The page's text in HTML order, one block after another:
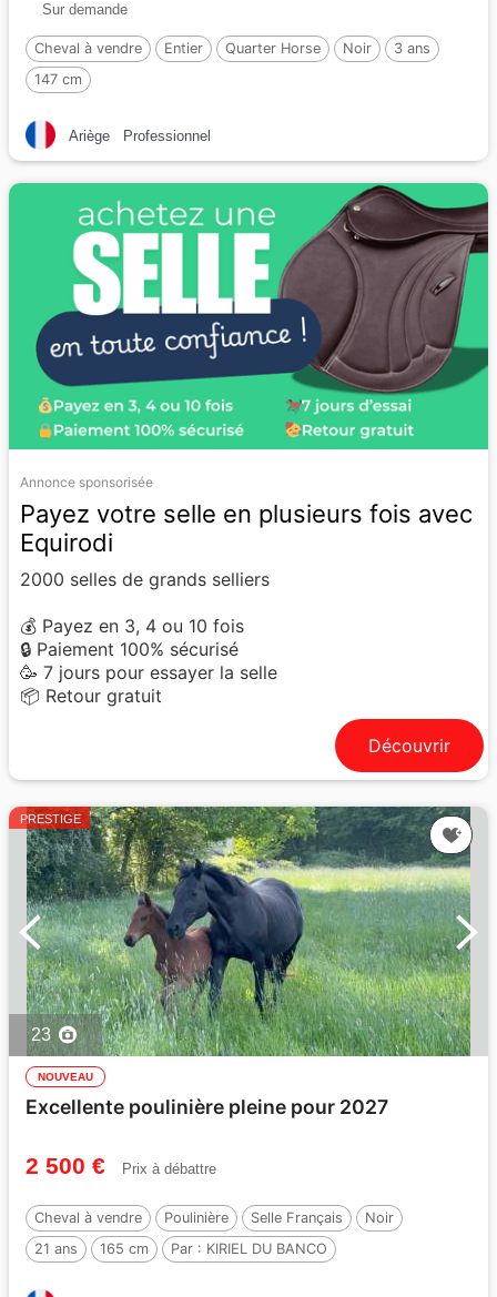
Sur demande
Cheval à vendre Entier Quarter Horse Noir
3 ans
147 cm
Ariège Professionnel
Annonce sponsorisée
Payez votre selle en plusieurs fois avec
Equirodi
2000 selles de grands selliers
💰 Payez en 3, 4 ou 10 fois
🔒 Paiement 100% sécurisé
🥳 7 jours pour essayer la selle
📦 Retour gratuit
Découvrir
PRESTIGE
23
NOUVEAU
Excellente poulinière pleine pour 2027
2 500 € Prix à débattre
Cheval à vendre Poulinière Selle Français
Noir
21 ans
165 cm Par : KIRIEL DU BANCO